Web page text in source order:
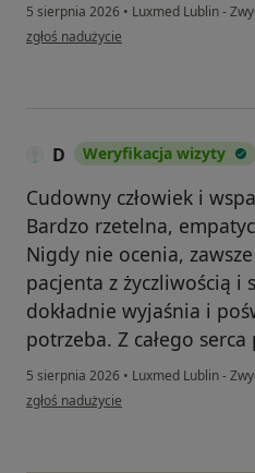
5 sierpnia 2026 • Luxmed Lublin -
w opinii użytkownika Patrycja
zgłoś nadużycie
D Weryfikacja wizyty
Cudowny człowiek i
Bardzo rzetelna,
Nigdy nie ocenia,
pacjenta z życzliwością i
dokładnie wyjaśnia i
potrzeba. Z całego
5 sierpnia 2026 • Luxmed Lublin -
w opinii użytkownika D
zgłoś nadużycie